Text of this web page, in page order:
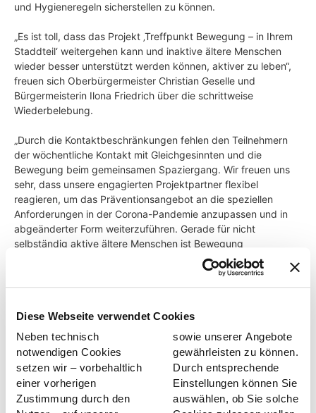
Diese Webseite verwendet Cookies
Neben technisch
notwendigen Cookies
setzen wir – vorbehaltlich
einer vorherigen
Zustimmung durch den
sowie unserer Angebote
gewährleisten zu können.
Durch entsprechende
Einstellungen können Sie
auswählen, ob Sie solche
und Hygieneregeln sicherstellen zu können.
„Es ist toll, dass das Projekt ‚Treffpunkt Bewegung – in Ihrem
Staddteil‘ weitergehen kann und inaktive ältere Menschen
wieder besser unterstützt werden können, aktiver zu leben“,
freuen sich Oberbürgermeister Christian Geselle und
Bürgermeisterin Ilona Friedrich über die schrittweise
Wiederbelebung.
„Durch die Kontaktbeschränkungen fehlen den Teilnehmern
der wöchentliche Kontakt mit Gleichgesinnten und die
Bewegung beim gemeinsamen Spaziergang. Wir freuen uns
sehr, dass unsere engagierten Projektpartner flexibel
reagieren, um das Präventionsangebot an die speziellen
Anforderungen in der Corona-Pandemie anzupassen und in
abgeänderter Form weiterzuführen. Gerade für nicht
selbständig aktive ältere Menschen ist Bewegung
unverändert wichtig und hilft, die Lebensqualität und
Gesundheit zu verbessern“, erklärt Claudia Ackermann
stellvertretend für die GKV.
Sportamtsleiterin Dr. Andrea Fröhlich kann das bestätigen:
„Das niedrigschwellige Projekt ist eine echte
Erfolgsgeschichte und wird von den Älteren gerne
angenommen. Das zeigen die positiven Rückmeldungen. Vor
allem der soziale Kontakt wird von vielen sehr geschätzt.
Deshalb ist es wichtig und richtig, dass “Treffpunkt Bewegung
– in Ihrem Staddteil“ jetzt wieder schrittweise startet.“